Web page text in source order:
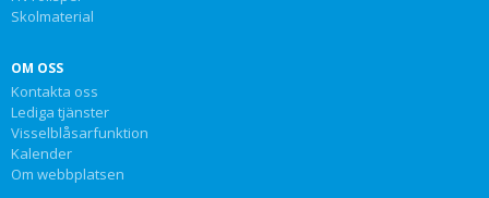
Skolmaterial
OM OSS
Kontakta oss
Lediga tjänster
Visselblåsarfunktion
Kalender
Om webbplatsen